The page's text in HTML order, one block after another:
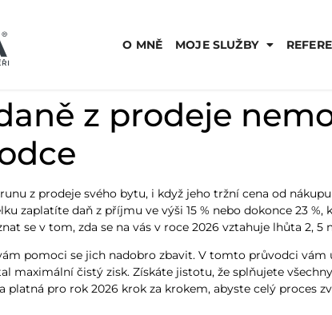
O MNĚ MOJE SLUŽBY
z prodeje
z prodeje svého bytu, i když jeho tržní cena od
zaplatíte daň z příjmu ve výši 15 % nebo dokonce 23
se v tom, zda se na vás v roce 2026 vztahuje lhůta 2, 5
pomoci se jich nadobro zbavit. V tomto průvodci vám
maximální čistý zisk. Získáte jistotu, že splňujete
pro rok 2026 krok za krokem, abyste celý proces